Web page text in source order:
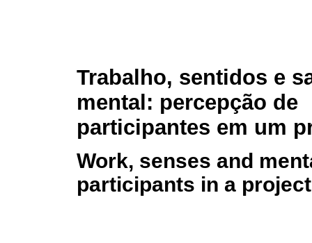
Trabalho, sentidos e
mental: percepção de
participantes em um
Work, senses and
participants in a